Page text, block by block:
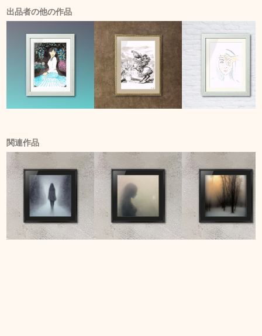
出品者の他の作品
関連作品